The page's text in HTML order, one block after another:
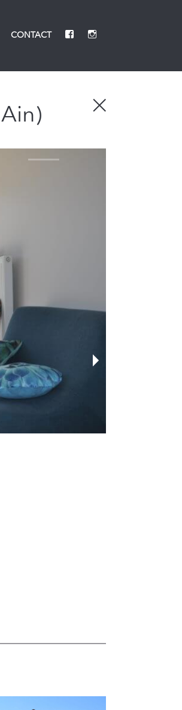
CONTACT